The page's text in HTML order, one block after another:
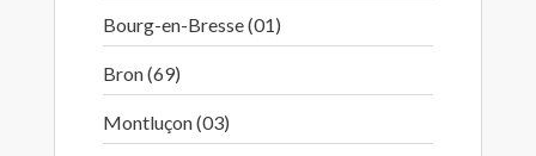
Bourg-en-Bresse (01)
Bron (69)
Montluçon (03)